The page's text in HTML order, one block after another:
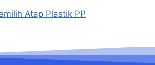
Atap Plastik PP